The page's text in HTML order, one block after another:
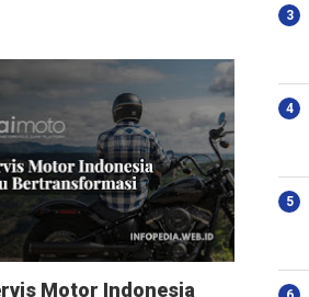
Motor Indonesia